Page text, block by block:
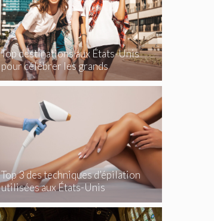
Top destinations aux États-Unis
pour célébrer les grands
événements
Top 3 des techniques d’épilation
utilisées aux États-Unis